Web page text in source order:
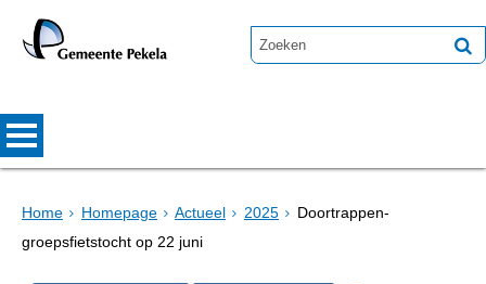
Home Homepage Actueel 2025
Doortrappen-
groepsfietstocht op 22 juni